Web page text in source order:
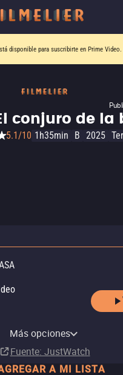
disponible para suscribirte en Prime Video.
conjuro de la
5.1/10 1h35min B 2025
Más opciones
Fuente: JustWatch
A MI LISTA